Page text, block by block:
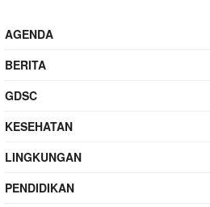
AGENDA
BERITA
GDSC
KESEHATAN
LINGKUNGAN
PENDIDIKAN